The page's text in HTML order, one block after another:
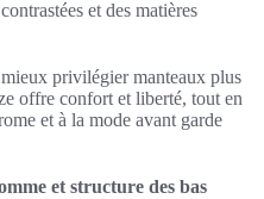
et des matières
privilégier manteaux plus
offre confort et liberté, tout en
et à la mode avant garde
et structure des bas